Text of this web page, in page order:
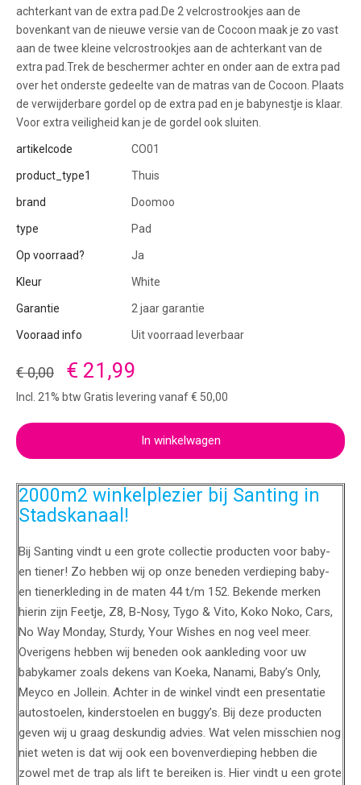
achterkant van de extra pad.De 2 velcrostrookjes aan de
bovenkant van de nieuwe versie van de Cocoon maak je zo vast
aan de twee kleine velcrostrookjes aan de achterkant van de
extra pad.Trek de beschermer achter en onder aan de extra pad
over het onderste gedeelte van de matras van de Cocoon. Plaats
de verwijderbare gordel op de extra pad en je babynestje is klaar.
Voor extra veiligheid kan je de gordel ook sluiten.
artikelcode CO01
product_type1 Thuis
brand Doomoo
type Pad
Op voorraad? Ja
Kleur White
Garantie 2 jaar garantie
Vooraad info Uit voorraad leverbaar
€ 0,00 € 21,99
Incl. 21% btw Gratis levering vanaf € 50,00
In winkelwagen
2000m2 winkelplezier bij Santing in
Stadskanaal!
Bij Santing vindt u een grote collectie producten voor baby-
en tiener! Zo hebben wij op onze beneden verdieping baby-
en tienerkleding in de maten 44 t/m 152. Bekende merken
hierin zijn Feetje, Z8, B-Nosy, Tygo & Vito, Koko Noko, Cars,
No Way Monday, Sturdy, Your Wishes en nog veel meer.
Overigens hebben wij beneden ook aankleding voor uw
babykamer zoals dekens van Koeka, Nanami, Baby’s Only,
Meyco en Jollein. Achter in de winkel vindt een presentatie
autostoelen, kinderstoelen en buggy’s. Bij deze producten
geven wij u graag deskundig advies. Wat velen misschien nog
niet weten is dat wij ook een bovenverdieping hebben die
zowel met de trap als lift te bereiken is. Hier vindt u een grote